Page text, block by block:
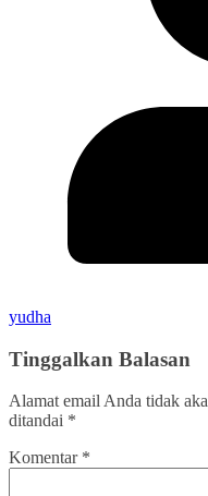
yudha
Tinggalkan Balasan
Alamat email Anda tidak
ditandai *
Komentar *